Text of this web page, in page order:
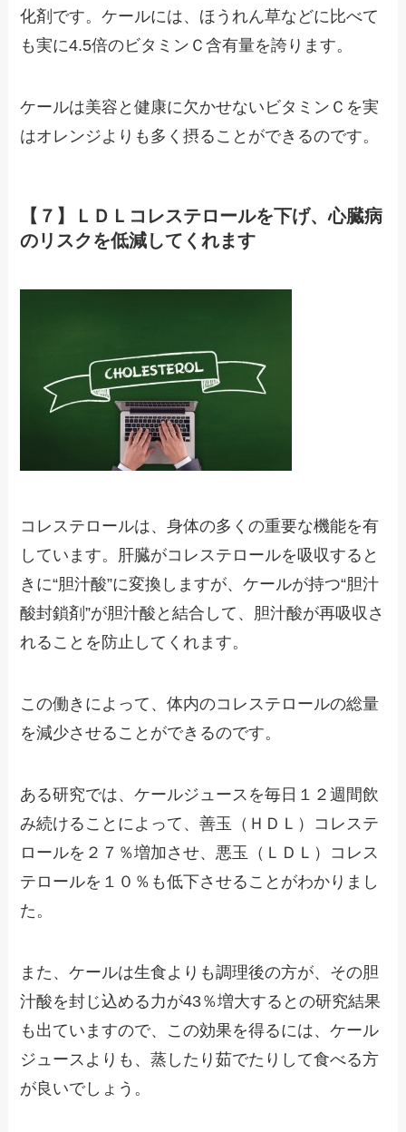
化剤です。ケールには、ほうれん草などに比べて
も実に4.5倍のビタミンＣ含有量を誇ります。
ケールは美容と健康に欠かせないビタミンＣを実
はオレンジよりも多く摂ることができるのです。
【７】ＬＤＬコレステロールを下げ、心臓病
のリスクを低減してくれます
コレステロールは、身体の多くの重要な機能を有
しています。肝臓がコレステロールを吸収すると
きに“胆汁酸”に変換しますが、ケールが持つ“胆汁
酸封鎖剤”が胆汁酸と結合して、胆汁酸が再吸収さ
れることを防止してくれます。
この働きによって、体内のコレステロールの総量
を減少させることができるのです。
ある研究では、ケールジュースを毎日１２週間飲
み続けることによって、善玉（ＨＤＬ）コレステ
ロールを２７％増加させ、悪玉（ＬＤＬ）コレス
テロールを１０％も低下させることがわかりまし
た。
また、ケールは生食よりも調理後の方が、その胆
汁酸を封じ込める力が43％増大するとの研究結果
も出ていますので、この効果を得るには、ケール
ジュースよりも、蒸したり茹でたりして食べる方
が良いでしょう。